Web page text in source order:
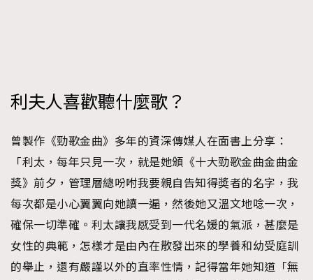
利夫人喜歡聽什麼歌？
曾製作《勁歌金曲》多年的資深傳媒人在面書上分享：
「利太，每年只見一次，就是她頒《十大勁歌金曲金曲金
獎》前夕，管理層總吩咐我要親自告知得奬者的名字，我
每次都是小心翼翼向她讀一遍，然後她又溫文地唸一次，
確保一切準確。利太讓我感受到一代名媛的氣派，甚麼是
女性的典範，怎樣才是由內在散發出來的學養和幼受庭訓
的舉止，還有嚴謹以外的直率性情，記得當年她知道「無